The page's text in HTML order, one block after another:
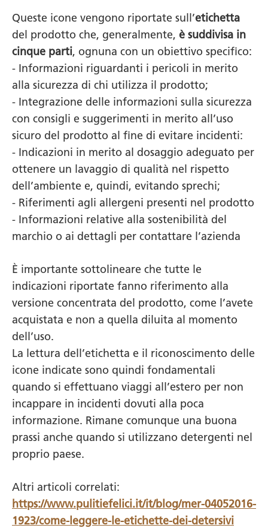
Queste icone vengono riportate sull’etichetta
del prodotto che, generalmente, è suddivisa in
cinque parti, ognuna con un obiettivo specifico:
- Informazioni riguardanti i pericoli in merito
alla sicurezza di chi utilizza il prodotto;
- Integrazione delle informazioni sulla sicurezza
con consigli e suggerimenti in merito all’uso
sicuro del prodotto al fine di evitare incidenti:
- Indicazioni in merito al dosaggio adeguato per
ottenere un lavaggio di qualità nel rispetto
dell’ambiente e, quindi, evitando sprechi;
- Riferimenti agli allergeni presenti nel prodotto
- Informazioni relative alla sostenibilità del
marchio o ai dettagli per contattare l’azienda
È importante sottolineare che tutte le
indicazioni riportate fanno riferimento alla
versione concentrata del prodotto, come l’avete
acquistata e non a quella diluita al momento
dell’uso.
La lettura dell’etichetta e il riconoscimento delle
icone indicate sono quindi fondamentali
quando si effettuano viaggi all’estero per non
incappare in incidenti dovuti alla poca
informazione. Rimane comunque una buona
prassi anche quando si utilizzano detergenti nel
proprio paese.
Altri articoli correlati:
https://www.pulitiefelici.it/it/blog/mer-04052016-
1923/come-leggere-le-etichette-dei-detersivi